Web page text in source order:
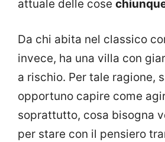
attuale delle cose
Da chi abita nel classico
invece, ha una villa con
a rischio. Per tale ragione,
opportuno capire come
soprattutto, cosa bisogna
per stare con il pensiero